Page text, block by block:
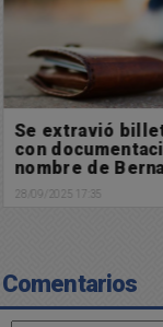
Se extravió
con
nombre de
Burghetti
28/09/2025 17:35
Comentarios